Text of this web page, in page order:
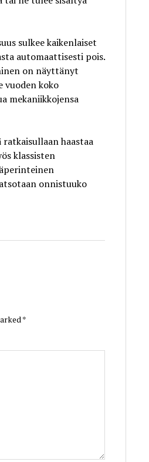
sulkee kaikenlaiset
automaattisesti pois.
on näyttänyt
vuoden koko
mekaniikkojensa
haastaa
klassisten
onnistuuko
*